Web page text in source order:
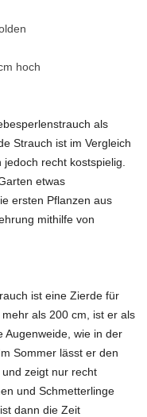
hoch
als
Strauch ist im Vergleich
recht kostspielig.
etwas
ersten Pflanzen aus
mithilfe von
ist eine Zierde für
als 200 cm, ist er als
Augenweide, wie in der
Sommer lässt er den
zeigt nur recht
und Schmetterlinge
dann die Zeit